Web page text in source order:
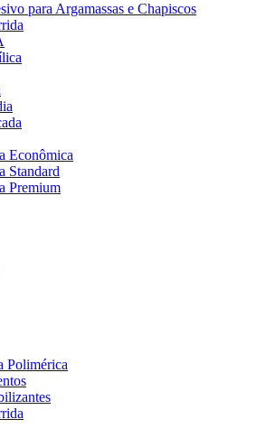
para Argamassas e Chapiscos
Econômica
Standard
Premium
Polimérica